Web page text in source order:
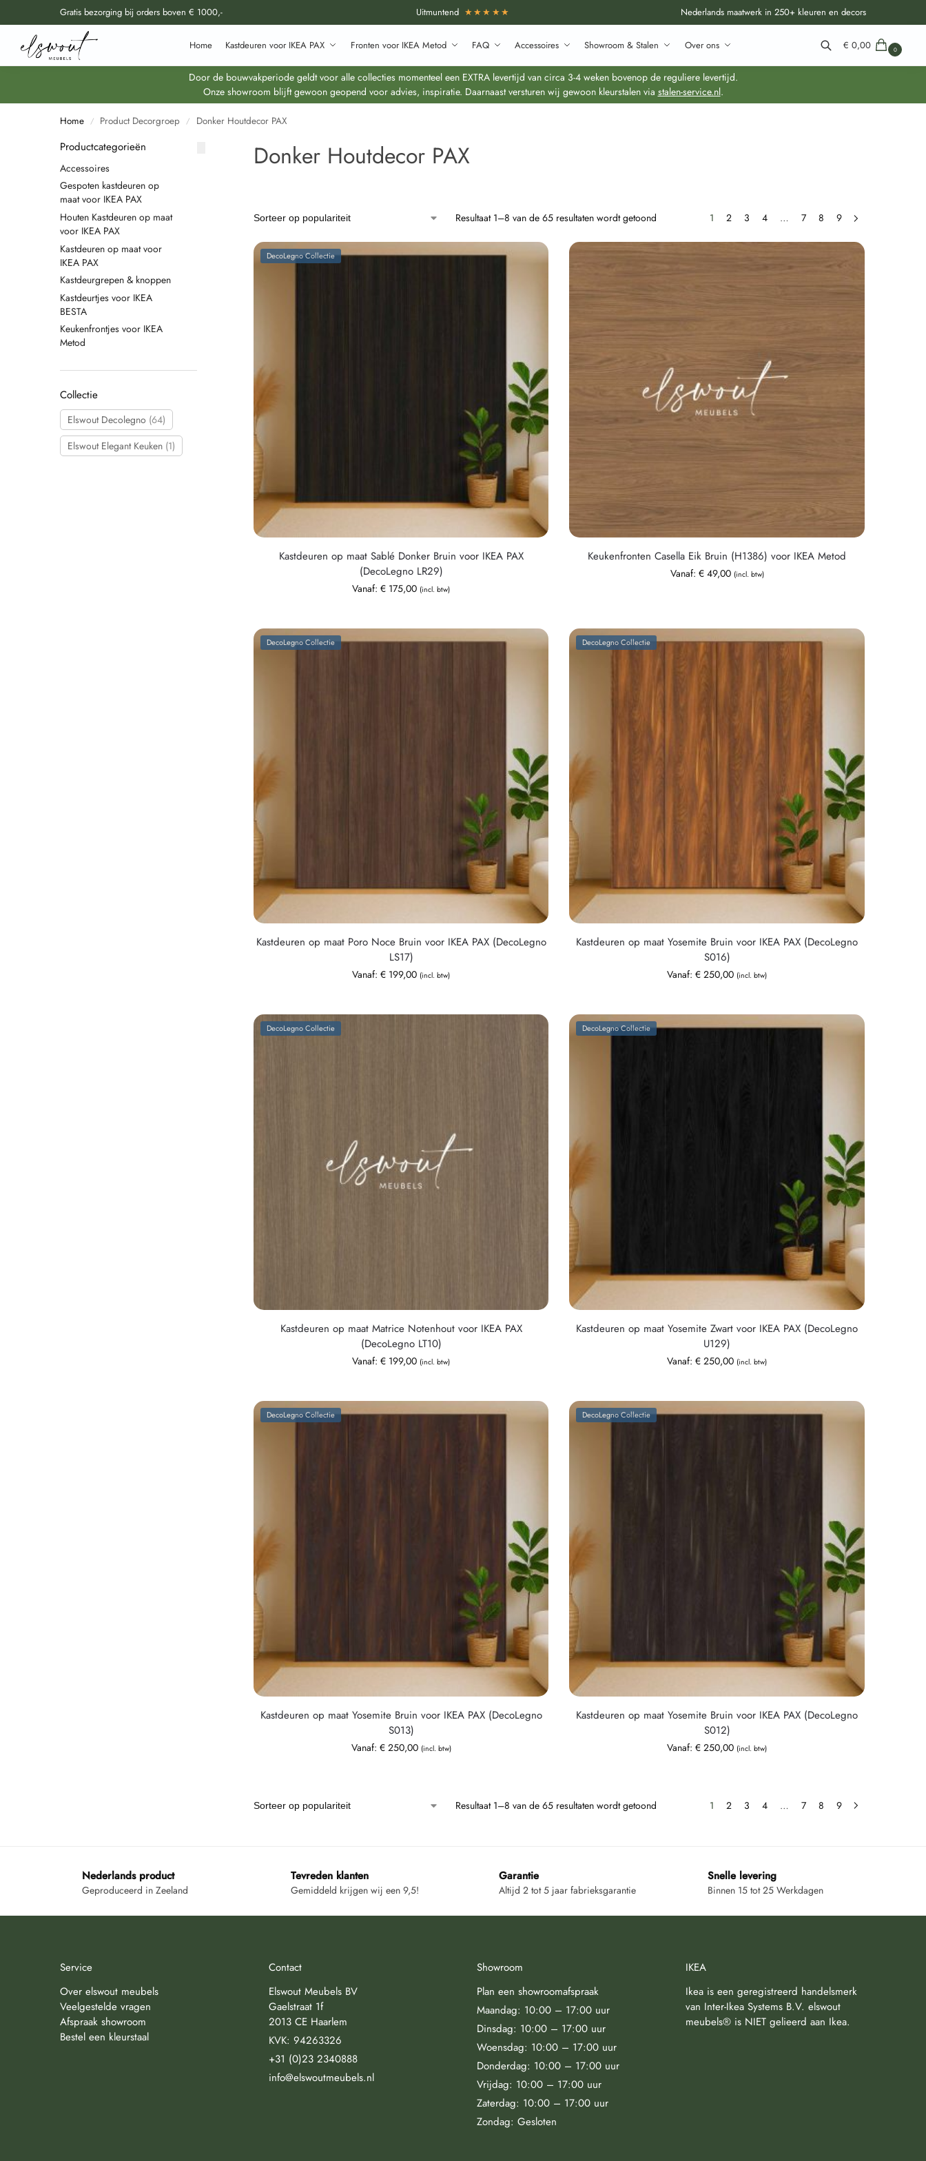
Gratis bezorging bij orders boven € 1000,- Uitmuntend ★★★★★ Nederlands maatwerk in 250+ kleuren en decors
Home Kastdeuren voor IKEA PAX Fronten voor IKEA Metod FAQ Accessoires Showroom & Stalen Over ons
Doorzoek al onze producten
Zoeken
€ 0,00 0
Door de bouwvakperiode geldt voor alle collecties momenteel een EXTRA levertijd van circa 3-4 weken bovenop de reguliere levertijd.
Onze showroom blijft gewoon geopend voor advies, inspiratie. Daarnaast versturen wij gewoon kleurstalen via stalen-service.nl.
Home / Product Decorgroep / Donker Houtdecor PAX
Donker Houtdecor PAX
Resultaat 1–8 van de 65 resultaten wordt getoond 1 2 3 4 … 7 8 9
DecoLegno Collectie
Kastdeuren op maat Sablé Donker Bruin voor IKEA PAX
(DecoLegno LR29)
Vanaf:€ 175,00 (incl. btw)
Keukenfronten Casella Eik Bruin (H1386) voor IKEA Metod
Vanaf: €49,00 (incl. btw)
DecoLegno Collectie
Kastdeuren op maat Poro Noce Bruin voor IKEA PAX (DecoLegno
LS17)
Vanaf:€ 199,00 (incl. btw)
DecoLegno Collectie
Kastdeuren op maat Yosemite Bruin voor IKEA PAX (DecoLegno
S016)
Vanaf:€ 250,00 (incl. btw)
DecoLegno Collectie
Kastdeuren op maat Matrice Notenhout voor IKEA PAX
(DecoLegno LT10)
Vanaf:€ 199,00 (incl. btw)
DecoLegno Collectie
Kastdeuren op maat Yosemite Zwart voor IKEA PAX (DecoLegno
U129)
Vanaf:€ 250,00 (incl. btw)
DecoLegno Collectie
Kastdeuren op maat Yosemite Bruin voor IKEA PAX (DecoLegno
S013)
Vanaf: €250,00 (incl. btw)
DecoLegno Collectie
Kastdeuren op maat Yosemite Bruin voor IKEA PAX (DecoLegno
S012)
Vanaf:€ 250,00 (incl. btw)
Resultaat 1–8 van de 65 resultaten wordt getoond 1 2 3 4 … 7 8 9
Productcategorieën
Accessoires
Gespoten kastdeuren op
maat voor IKEA PAX
Houten Kastdeuren op maat
voor IKEA PAX
Kastdeuren op maat voor
IKEA PAX
Kastdeurgrepen & knoppen
Kastdeurtjes voor IKEA
BESTA
Keukenfrontjes voor IKEA
Metod
Collectie
Elswout Decolegno (64)
Elswout Elegant Keuken (1)
Nederlands product
Geproduceerd in Zeeland
Tevreden klanten
Gemiddeld krijgen wij een 9,5!
Garantie
Altijd 2 tot 5 jaar fabrieksgarantie
Snelle levering
Binnen 15 tot 25 Werkdagen
Service
Over elswout meubels
Veelgestelde vragen
Afspraak showroom
Bestel een kleurstaal
Contact
Elswout Meubels BV
Gaelstraat 1f
2013 CE Haarlem
KVK: 94263326
+31 (0)23 2340888
info@elswoutmeubels.nl
Showroom
Plan een showroomafspraak
Maandag: 10:00 – 17:00 uur
Dinsdag: 10:00 – 17:00 uur
Woensdag: 10:00 – 17:00 uur
Donderdag: 10:00 – 17:00 uur
Vrijdag: 10:00 – 17:00 uur
Zaterdag: 10:00 – 17:00 uur
Zondag: Gesloten
IKEA
Ikea is een geregistreerd handelsmerk
van Inter-Ikea Systems B.V. elswout
meubels® is NIET gelieerd aan Ikea.